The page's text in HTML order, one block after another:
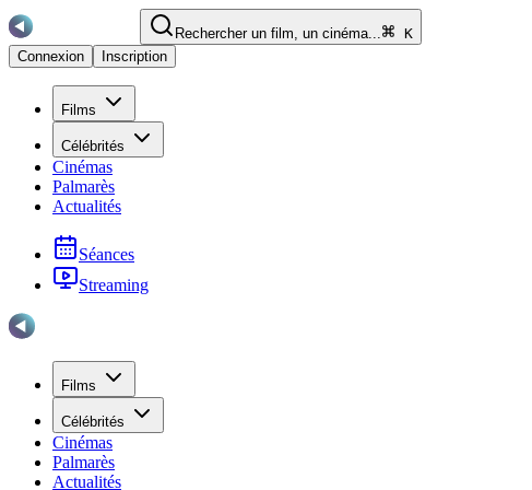
Rechercher un film, un cinéma...
K
Connexion
Inscription
Films
Célébrités
Cinémas
Palmarès
Actualités
Séances
Streaming
Films
Célébrités
Cinémas
Palmarès
Actualités